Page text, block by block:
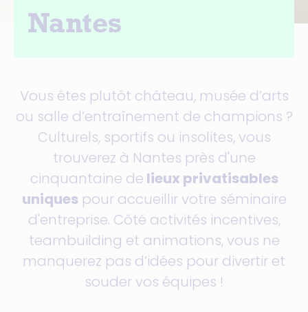
Nantes
Vous êtes plutôt château, musée d’arts
ou salle d’entraînement de champions ?
Culturels, sportifs ou insolites, vous
trouverez à Nantes près d'une
cinquantaine de lieux privatisables
uniques pour accueillir votre séminaire
d'entreprise. Côté activités incentives,
teambuilding et animations, vous ne
manquerez pas d’idées pour divertir et
souder vos équipes !